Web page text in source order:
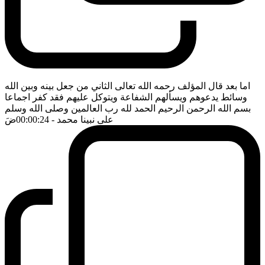
اما بعد قال المؤلف رحمه الله تعالى الثاني من جعل بينه وبين الله
وسائط يدعوهم ويسألهم الشفاعة ويتوكل عليهم فقد كفر اجماعا
بسم الله الرحمن الرحيم الحمد لله رب العالمين وصلى الله وسلم
على نبينا محمد - 00:00:24 ضَ